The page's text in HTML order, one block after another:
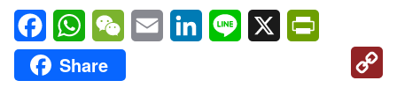
FacebookWhatsAppWeChatEmail LinkedInLine X
Share